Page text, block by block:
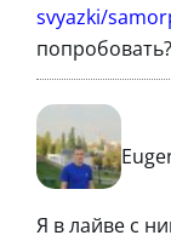
svyazki/
попробовать?
Я в лайве с